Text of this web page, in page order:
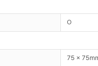
O
75 x